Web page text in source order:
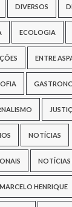
DIVERSOS
ECOLOGIA
ENTRE
NOTÍCIAS
NOTÍCIAS
HENRIQUE